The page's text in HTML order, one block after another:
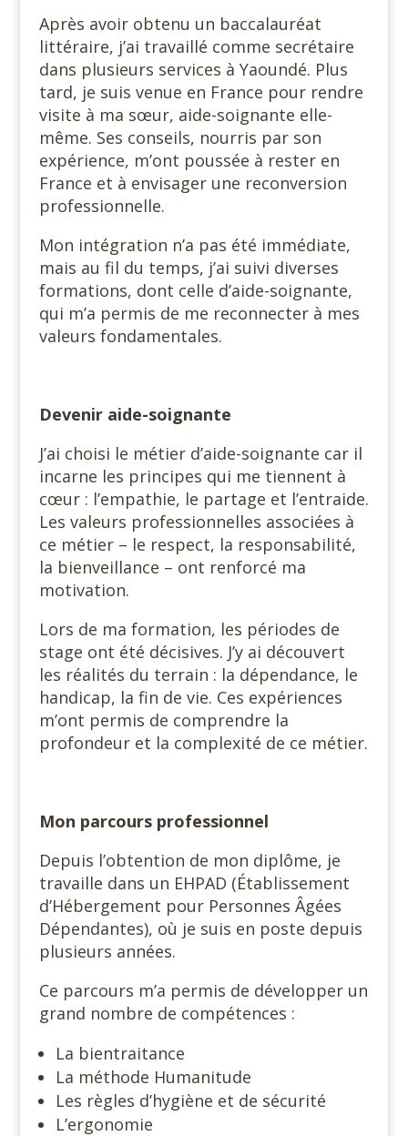
Après avoir obtenu un baccalauréat
littéraire, j’ai travaillé comme secrétaire
dans plusieurs services à Yaoundé. Plus
tard, je suis venue en France pour rendre
visite à ma sœur, aide-soignante elle-
même. Ses conseils, nourris par son
expérience, m’ont poussée à rester en
France et à envisager une reconversion
professionnelle.
Mon intégration n’a pas été immédiate,
mais au fil du temps, j’ai suivi diverses
formations, dont celle d’aide-soignante,
qui m’a permis de me reconnecter à mes
valeurs fondamentales.
Devenir aide-soignante
J’ai choisi le métier d’aide-soignante car il
incarne les principes qui me tiennent à
cœur : l’empathie, le partage et l’entraide.
Les valeurs professionnelles associées à
ce métier – le respect, la responsabilité,
la bienveillance – ont renforcé ma
motivation.
Lors de ma formation, les périodes de
stage ont été décisives. J’y ai découvert
les réalités du terrain : la dépendance, le
handicap, la fin de vie. Ces expériences
m’ont permis de comprendre la
profondeur et la complexité de ce métier.
Mon parcours professionnel
Depuis l’obtention de mon diplôme, je
travaille dans un EHPAD (Établissement
d’Hébergement pour Personnes Âgées
Dépendantes), où je suis en poste depuis
plusieurs années.
Ce parcours m’a permis de développer un
grand nombre de compétences :
La bientraitance
La méthode Humanitude
Les règles d’hygiène et de sécurité
L’ergonomie